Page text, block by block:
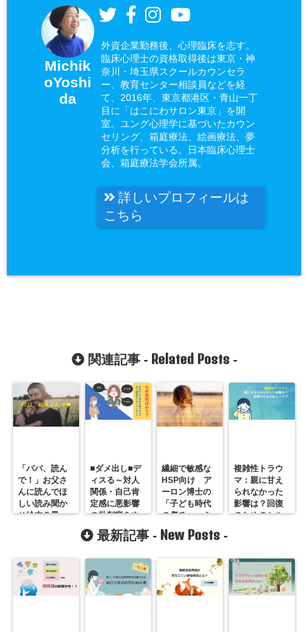
Michik
oYoshi
da
外資企業勤務後、心理臨床を志す。
臨床心理士の資格取得後は東京・神
奈川・埼玉県スクールカウンセラ
ー、教育センター相談員などを経
て、2016年、東京都港区・青山一丁
目に「はこにわサロン東京」を開
室。ユング心理学に基づいたカウン
セリング、箱庭療法、絵画療法、夢
分析を行っている。日本臨床心理士
会、箱庭療法学会所属。
詳しいプロフィールは
こちら
関連記事 - Related Posts-
「パパ、読ん
で！」お父さ
んに読んでほ
しい読み聞か
せ絵本５冊
■ダメ出し■デ
ィスる～対人
関係・自己肯
定感に悪影響
の批判癖をや
めるには？
繊細で敏感な
HSP向け ア
ーロン博士の
「子ども時代
の傷チェック
リスト」
複雑性トラウ
マ：親に甘え
られなかった
影響は？回復
のためのセル
最新記事 - New Posts -